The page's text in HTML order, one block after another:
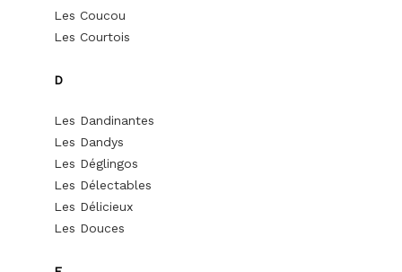
Les Coucou
Les Courtois
D
Les Dandinantes
Les Dandys
Les Déglingos
Les Délectables
Les Délicieux
Les Douces